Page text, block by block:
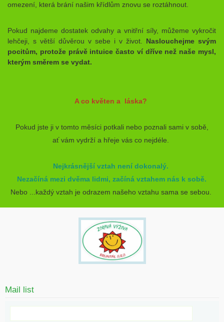
omezení, která brání našim křídlům znovu se roztáhnout.
Pokud najdeme dostatek odvahy a vnitřní síly, můžeme vykročit
lehčeji, s větší důvěrou v sebe i v život. Naslouchejme svým
pocitům, protože právě intuice často ví dříve než naše mysl,
kterým směrem se vydat.
A co květen a láska?
Pokud jste ji v tomto měsíci potkali nebo poznali sami v sobě,
ať vám vydrží a hřeje vás co nejdéle.
Nejkrásnější vztah není dokonalý.
Nezačíná mezi dvěma lidmi, začíná vztahem nás k sobě.
Nebo ...každý vztah je odrazem našeho vztahu sama se sebou.
Mail list